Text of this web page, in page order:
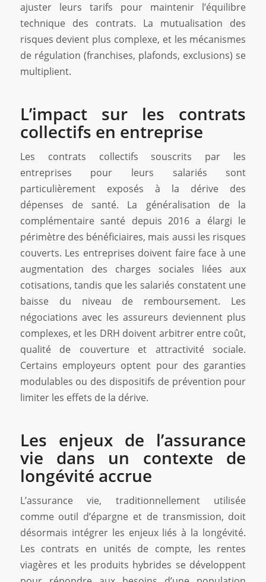
ajuster leurs tarifs pour maintenir l’équilibre
technique des contrats. La mutualisation des
risques devient plus complexe, et les mécanismes
de régulation (franchises, plafonds, exclusions) se
multiplient.
L’impact sur les contrats
collectifs en entreprise
Les contrats collectifs souscrits par les
entreprises pour leurs salariés sont
particulièrement exposés à la dérive des
dépenses de santé. La généralisation de la
complémentaire santé depuis 2016 a élargi le
périmètre des bénéficiaires, mais aussi les risques
couverts. Les entreprises doivent faire face à une
augmentation des charges sociales liées aux
cotisations, tandis que les salariés constatent une
baisse du niveau de remboursement. Les
négociations avec les assureurs deviennent plus
complexes, et les DRH doivent arbitrer entre coût,
qualité de couverture et attractivité sociale.
Certains employeurs optent pour des garanties
modulables ou des dispositifs de prévention pour
limiter les effets de la dérive.
Les enjeux de l’assurance
vie dans un contexte de
longévité accrue
L’assurance vie, traditionnellement utilisée
comme outil d’épargne et de transmission, doit
désormais intégrer les enjeux liés à la longévité.
Les contrats en unités de compte, les rentes
viagères et les produits hybrides se développent